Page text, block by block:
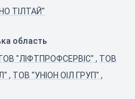
ТІЛТАЙ"
область
"ЛІФТПРОФСЕРВІС" , ТОВ
, ТОВ "УНІОН ОІЛ ГРУП" ,